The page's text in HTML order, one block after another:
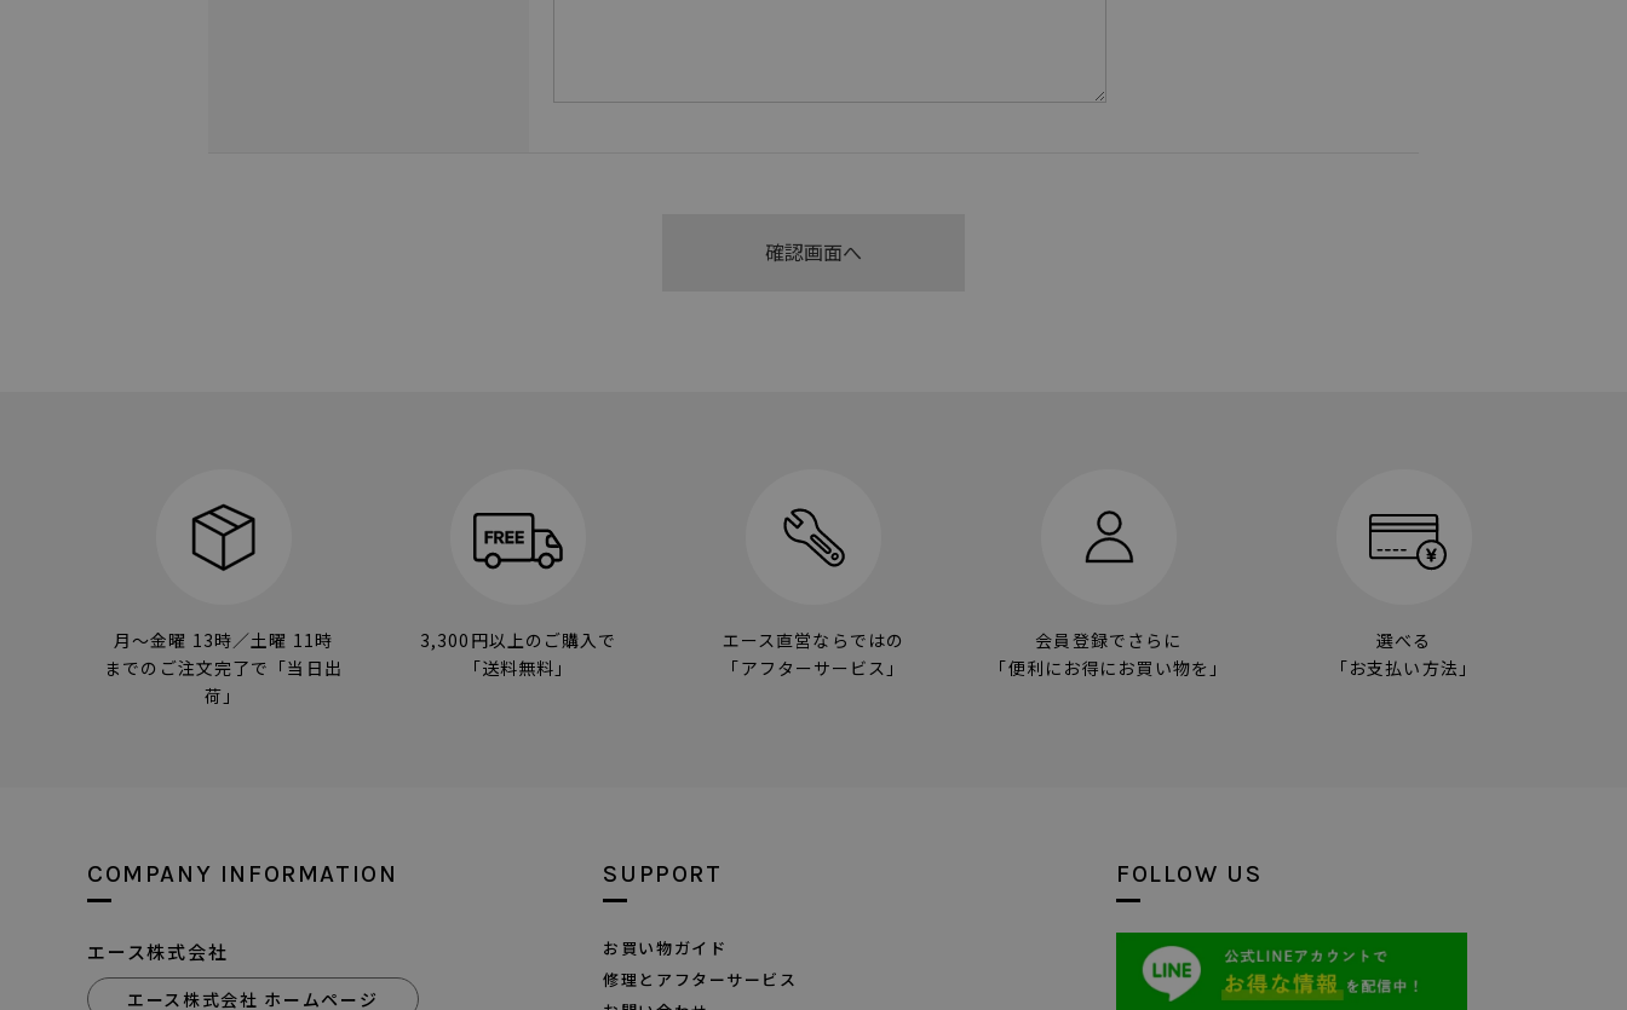
月～金曜 13時／土曜 11時
までのご注文完了で「当日出
荷」
3,300円以上のご購入で
「送料無料」
エース直営ならではの
「アフターサービス」
会員登録でさらに
「便利にお得にお買い物を」
選べる
「お支払い方法」
COMPANY INFORMATION
エース株式会社
エース株式会社 ホームページ
SUPPORT
お買い物ガイド
修理とアフターサービス
FOLLOW US